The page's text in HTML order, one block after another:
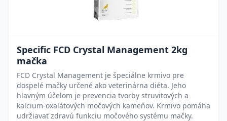
Specific FCD Crystal Management 2kg
mačka
FCD Crystal Management je špeciálne krmivo pre
dospelé mačky určené ako veterinárna diéta. Jeho
hlavným účelom je prevencia tvorby struvitových a
kalcium-oxalátových močových kameňov. Krmivo pomáha
udržiavať zdravú funkciu močového systému mačky.